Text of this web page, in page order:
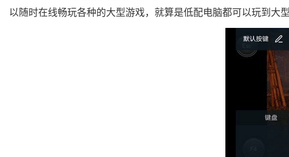
以随时在线畅玩各种的大型游戏，就算是低配电脑都可以玩到大